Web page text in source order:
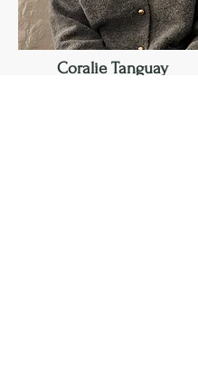
Coralie Tanguay